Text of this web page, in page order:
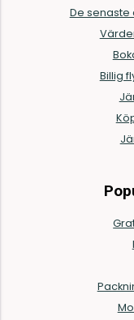
De senaste
Billig